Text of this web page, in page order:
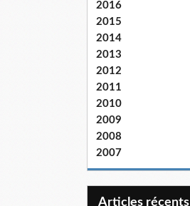
2016
2015
2014
2013
2012
2011
2010
2009
2008
2007
articles récents